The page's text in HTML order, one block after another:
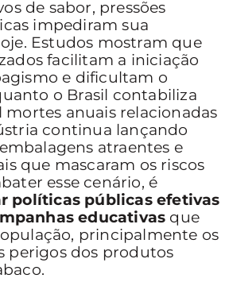
de sabor, pressões
impediram sua
Estudos mostram que
facilitam a iniciação
e dificultam o
o Brasil contabiliza
mortes anuais relacionadas
continua lançando
atraentes e
que mascaram os riscos
esse cenário, é
políticas públicas efetivas
educativas que
principalmente os
perigos dos produtos